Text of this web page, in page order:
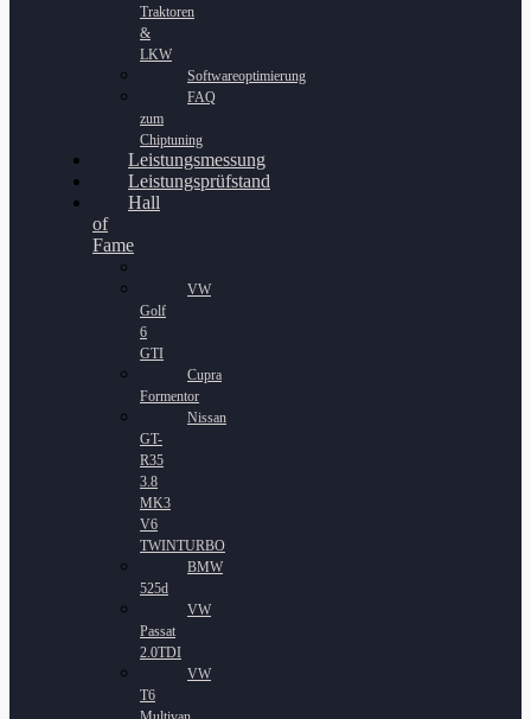
Traktoren
&
LKW
Softwareoptimierung
FAQ
zum
Chiptuning
Leistungsmessung
Leistungsprüfstand
Hall
of
Fame
VW
Golf
6
GTI
Cupra
Formentor
Nissan
GT-
R35
3.8
MK3
V6
TWINTURBO
BMW
525d
VW
Passat
2.0TDI
VW
T6